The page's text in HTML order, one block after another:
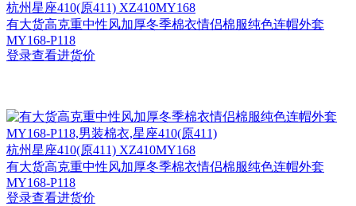
杭州星座410(原411) XZ410MY168
有大货高克重中性风加厚冬季棉衣情侣棉服纯色连帽外套
MY168-P118
登录查看进货价
杭州星座410(原411) XZ410MY168
有大货高克重中性风加厚冬季棉衣情侣棉服纯色连帽外套
MY168-P118
登录查看进货价